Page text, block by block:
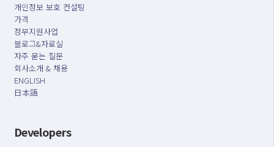
개인정보 보호 컨설팅
가격
정부지원사업
블로그&자료실
자주 묻는 질문
회사소개 & 채용
ENGLISH
日本語
Developers